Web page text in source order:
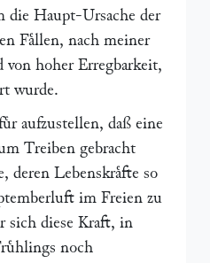
die Haupt-Ursache der
Faͤllen, nach meiner
von hoher Erregbarkeit,
wurde.
aufzustellen, daß eine
Treiben gebracht
deren Lebenskraͤfte so
im Freien zu
sich diese Kraft, in
noch